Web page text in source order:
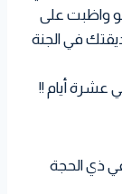
لو واظبت على
في الجنة
في عشرة أيام !!
ذي الحجة